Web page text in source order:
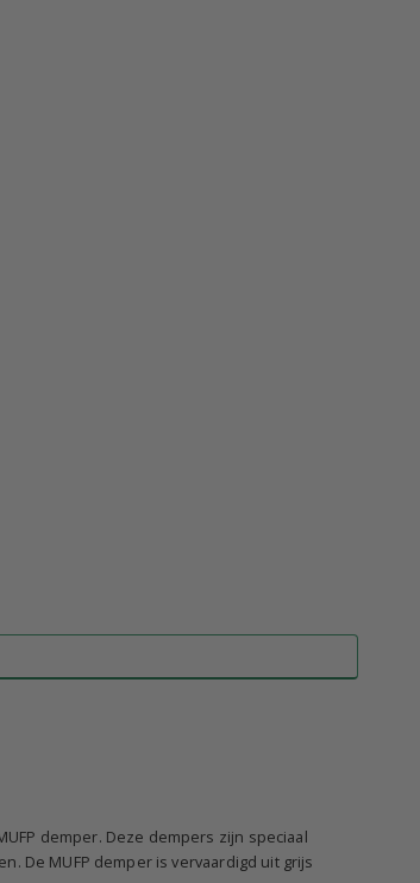
demper. Deze dempers zijn speciaal
De MUFP demper is vervaardigd uit grijs